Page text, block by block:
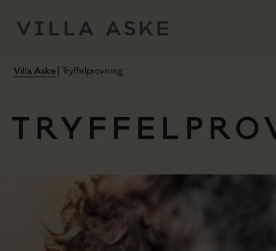
Villa Aske Tryffelprovning